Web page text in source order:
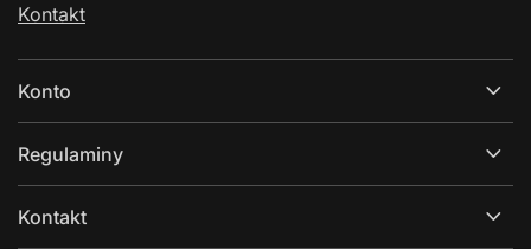
Kontakt
Konto
Regulaminy
Kontakt